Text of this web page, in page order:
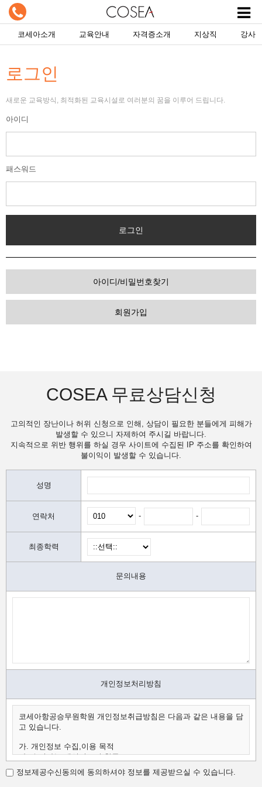
코세아소개 교육안내 자격증소개 지상직 강사
로그인
새로운 교육방식, 최적화된 교육시설로 여러분의 꿈을 이루어 드립니다.
아이디
패스워드
아이디/비밀번호찾기
회원가입
COSEA 무료상담신청
고의적인 장난이나 허위 신청으로 인해, 상담이 필요한 분들에게 피해가
발생할 수 있으니 자제하여 주시길 바랍니다.
지속적으로 위반 행위를 하실 경우 사이트에 수집된 IP 주소를 확인하여
불이익이 발생할 수 있습니다.
성명
연락처 - -
최종학력
문의내용
개인정보처리방침
코세아항공승무원학원 개인정보취급방침은 다음과 같은 내용을 담
고 있습니다.
가. 개인정보 수집,이용 목적
나. 수집하는 개인정보의 항목
다. 개인정보의 보유 및 이용 기간
가.개인정보 수집,이용 목적
정보제공수신동의에 동의하셔야 정보를 제공받으실 수 있습니다.